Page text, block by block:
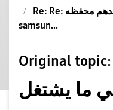
Re: Re: شرح بسيط اللي ما يشتغل عندهم محفظه
samsun...
Original topic:
ما يشتغل